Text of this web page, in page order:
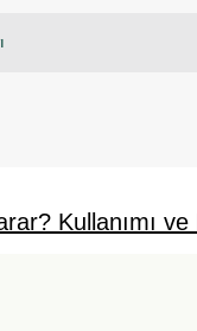
Kullanımı ve